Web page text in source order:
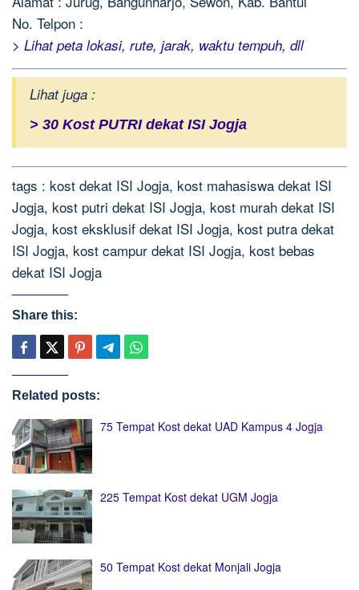
No. Telpon :
> Lihat peta lokasi, rute, jarak, waktu tempuh, dll
Lihat juga :
> 30 Kost PUTRI dekat ISI Jogja
tags : kost dekat ISI Jogja, kost mahasiswa dekat ISI
Jogja, kost putri dekat ISI Jogja, kost murah dekat ISI
Jogja, kost eksklusif dekat ISI Jogja, kost putra dekat
ISI Jogja, kost campur dekat ISI Jogja, kost bebas
dekat ISI Jogja
Share this:
Related posts:
75 Tempat Kost dekat UAD Kampus 4 Jogja
225 Tempat Kost dekat UGM Jogja
50 Tempat Kost dekat Monjali Jogja